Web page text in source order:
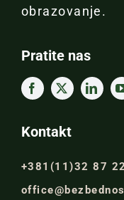
obrazovanje.
Pratite nas
Kontakt
+381(11)32 87